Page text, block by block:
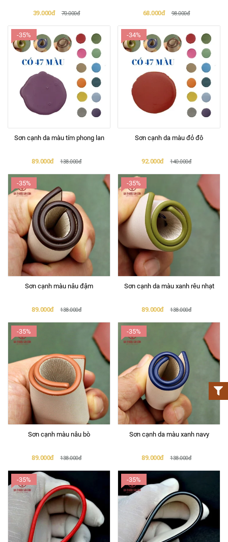
39.000đ 70.000đ 68.000đ 98.000đ
-35%
Sơn cạnh da màu tím phong lan
89.000đ 138.000đ
-34%
Sơn cạnh da màu đỏ đô
92.000đ 140.000đ
-35%
Sơn cạnh màu nâu đậm
89.000đ 138.000đ
-35%
Sơn cạnh da màu xanh rêu nhạt
89.000đ 138.000đ
-35%
Sơn cạnh màu nâu bò
89.000đ 138.000đ
-35%
Sơn cạnh da màu xanh navy
89.000đ 138.000đ
-35% -35%